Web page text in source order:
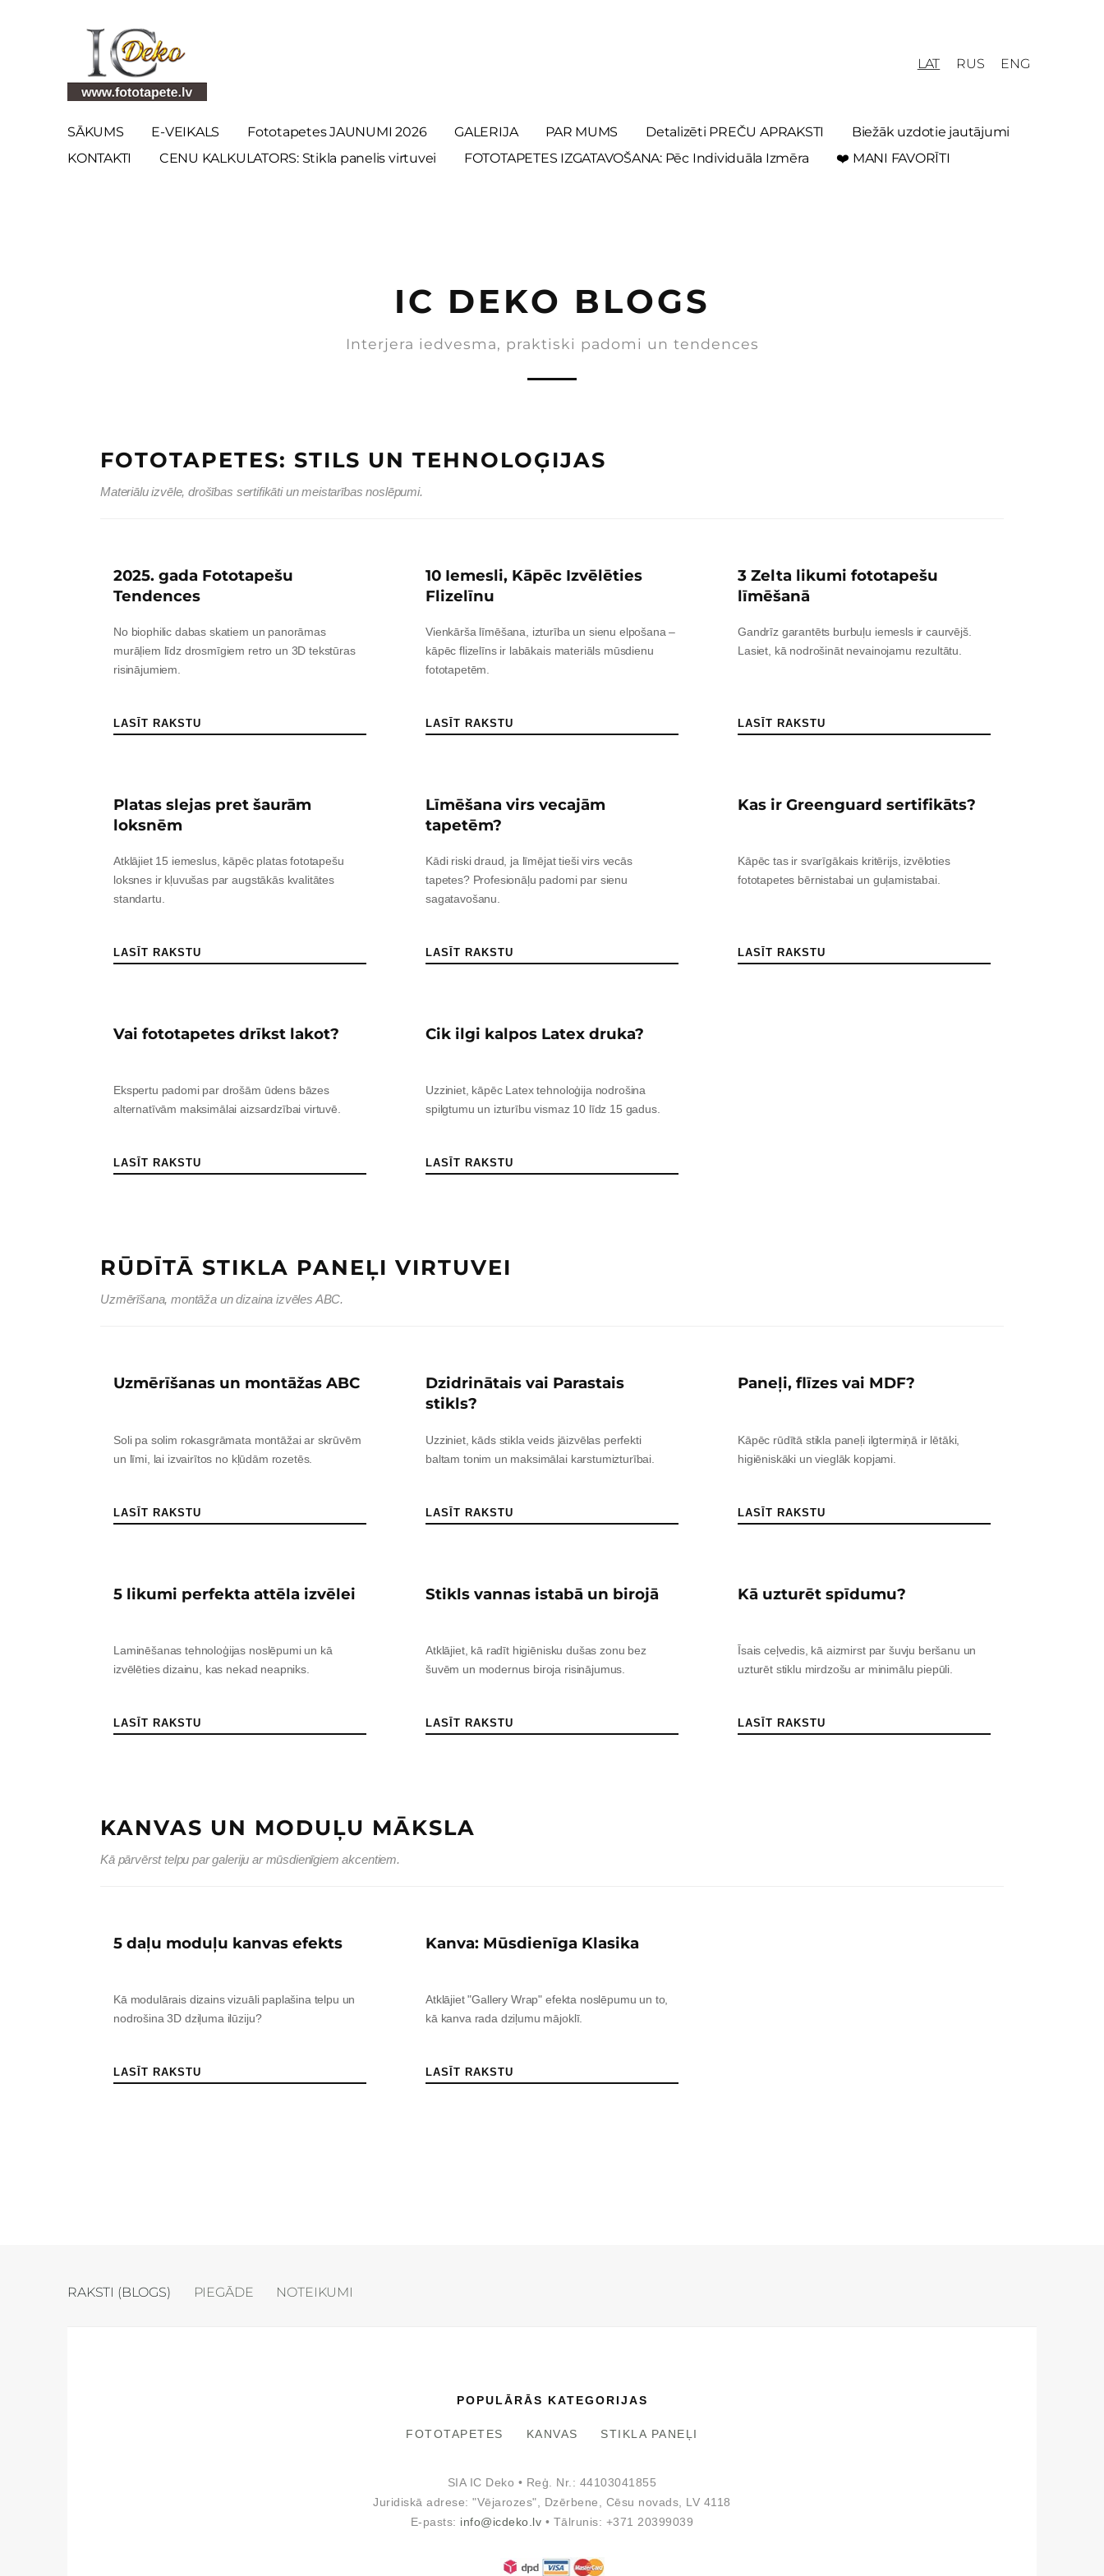
SĀKUMS E-VEIKALS Fototapetes JAUNUMI 2026 GALERIJA PAR MUMS Detalizēti PREČU APRAKSTI
Biežāk uzdotie jautājumi
KONTAKTI
CENU KALKULATORS: Stikla panelis virtuvei FOTOTAPETES IZGATAVOŠANA: Pēc Individuāla Izmēra ❤️ MANI FAVORĪTI
LAT RUS ENG
IC DEKO BLOGS
Interjera iedvesma, praktiski padomi un tendences
FOTOTAPETES: STILS UN TEHNOLOĢIJAS
Materiālu izvēle, drošības sertifikāti un meistarības noslēpumi.
2025. gada Fototapešu
Tendences
No biophilic dabas skatiem un panorāmas
murāļiem līdz drosmīgiem retro un 3D tekstūras
risinājumiem.
LASĪT RAKSTU
10 Iemesli, Kāpēc Izvēlēties
Flizelīnu
Vienkārša līmēšana, izturība un sienu elpošana –
kāpēc flizelīns ir labākais materiāls mūsdienu
fototapetēm.
LASĪT RAKSTU
3 Zelta likumi fototapešu
līmēšanā
Gandrīz garantēts burbuļu iemesls ir caurvējš.
Lasiet, kā nodrošināt nevainojamu rezultātu.
LASĪT RAKSTU
Platas slejas pret šaurām
loksnēm
Atklājiet 15 iemeslus, kāpēc platas fototapešu
loksnes ir kļuvušas par augstākās kvalitātes
standartu.
LASĪT RAKSTU
Līmēšana virs vecajām
tapetēm?
Kādi riski draud, ja līmējat tieši virs vecās
tapetes? Profesionāļu padomi par sienu
sagatavošanu.
LASĪT RAKSTU
Kas ir Greenguard sertifikāts?
Kāpēc tas ir svarīgākais kritērijs, izvēloties
fototapetes bērnistabai un guļamistabai.
LASĪT RAKSTU
Vai fototapetes drīkst lakot?
Ekspertu padomi par drošām ūdens bāzes
alternatīvām maksimālai aizsardzībai virtuvē.
LASĪT RAKSTU
Cik ilgi kalpos Latex druka?
Uzziniet, kāpēc Latex tehnoloģija nodrošina
spilgtumu un izturību vismaz 10 līdz 15 gadus.
LASĪT RAKSTU
RŪDĪTĀ STIKLA PANEĻI VIRTUVEI
Uzmērīšana, montāža un dizaina izvēles ABC.
Uzmērīšanas un montāžas ABC
Soli pa solim rokasgrāmata montāžai ar skrūvēm
un līmi, lai izvairītos no kļūdām rozetēs.
LASĪT RAKSTU
Dzidrinātais vai Parastais
stikls?
Uzziniet, kāds stikla veids jāizvēlas perfekti
baltam tonim un maksimālai karstumizturībai.
LASĪT RAKSTU
Paneļi, flīzes vai MDF?
Kāpēc rūdītā stikla paneļi ilgtermiņā ir lētāki,
higiēniskāki un vieglāk kopjami.
LASĪT RAKSTU
5 likumi perfekta attēla izvēlei
Laminēšanas tehnoloģijas noslēpumi un kā
izvēlēties dizainu, kas nekad neapniks.
LASĪT RAKSTU
Stikls vannas istabā un birojā
Atklājiet, kā radīt higiēnisku dušas zonu bez
šuvēm un modernus biroja risinājumus.
LASĪT RAKSTU
Kā uzturēt spīdumu?
Īsais ceļvedis, kā aizmirst par šuvju beršanu un
uzturēt stiklu mirdzošu ar minimālu piepūli.
LASĪT RAKSTU
KANVAS UN MODUĻU MĀKSLA
Kā pārvērst telpu par galeriju ar mūsdienīgiem akcentiem.
5 daļu moduļu kanvas efekts
Kā modulārais dizains vizuāli paplašina telpu un
nodrošina 3D dziļuma ilūziju?
LASĪT RAKSTU
Kanva: Mūsdienīga Klasika
Atklājiet "Gallery Wrap" efekta noslēpumu un to,
kā kanva rada dziļumu mājoklī.
LASĪT RAKSTU
RAKSTI (BLOGS) PIEGĀDE NOTEIKUMI
POPULĀRĀS KATEGORIJAS
FOTOTAPETES KANVAS STIKLA PANEĻI
SIA IC Deko • Reģ. Nr.: 44103041855
Juridiskā adrese: "Vējarozes", Dzērbene, Cēsu novads, LV 4118
E-pasts: info@icdeko.lv • Tālrunis: +371 20399039